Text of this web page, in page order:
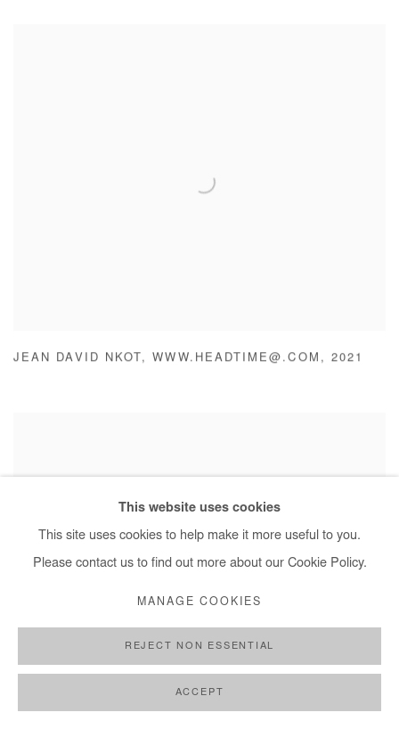
JEAN DAVID NKOT , WWW.HEADTIME@.COM , 2021
This website uses cookies
This site uses cookies to help make it more useful to you.
Please contact us to find out more about our Cookie Policy.
MANAGE COOKIES
REJECT NON ESSENTIAL
ACCEPT